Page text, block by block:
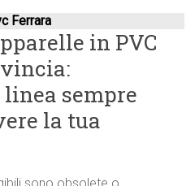
Ferrara
in PVC
linea sempre
la tua